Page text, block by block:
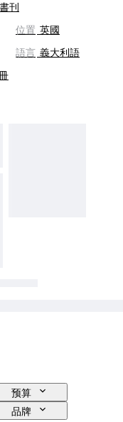
刊
位置 英國
語言 義大利語
预算
品牌